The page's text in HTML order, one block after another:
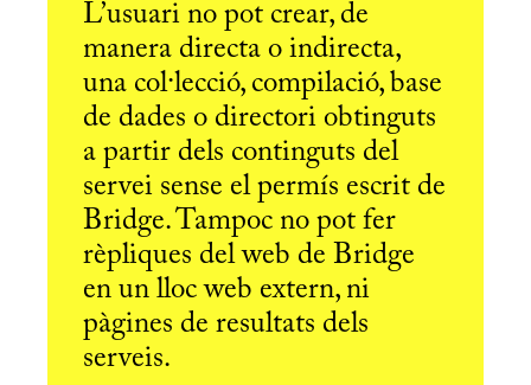
L’usuari no pot crear, de
manera directa o indirecta,
una col·lecció, compilació, base
de dades o directori obtinguts
a partir dels continguts del
servei sense el permís escrit de
Bridge. Tampoc no pot fer
rèpliques del web de Bridge
en un lloc web extern, ni
pàgines de resultats dels
serveis.